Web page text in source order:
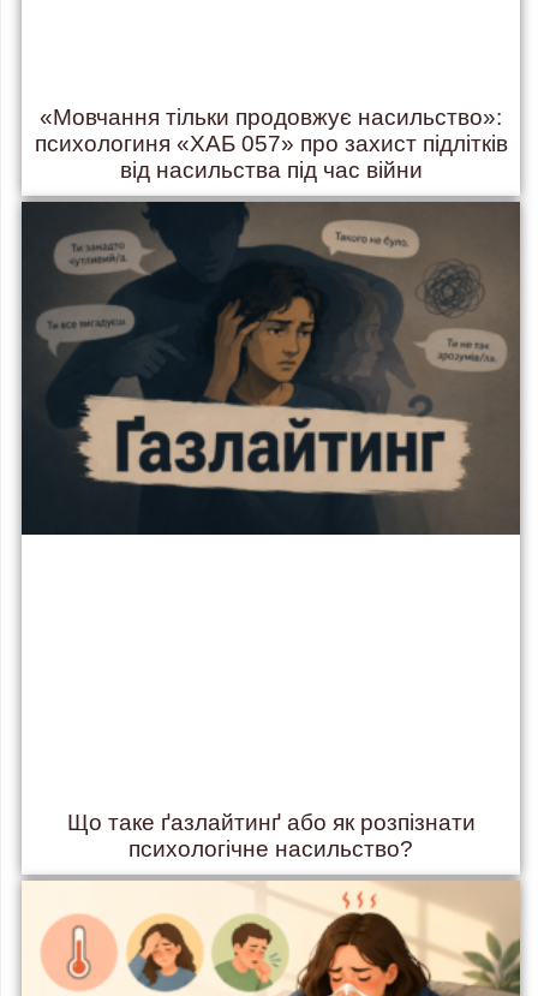
«Мовчання тільки продовжує насильство»:
психологиня «ХАБ 057» про захист підлітків
від насильства під час війни
Що таке ґазлайтинґ або як розпізнати
психологічне насильство?